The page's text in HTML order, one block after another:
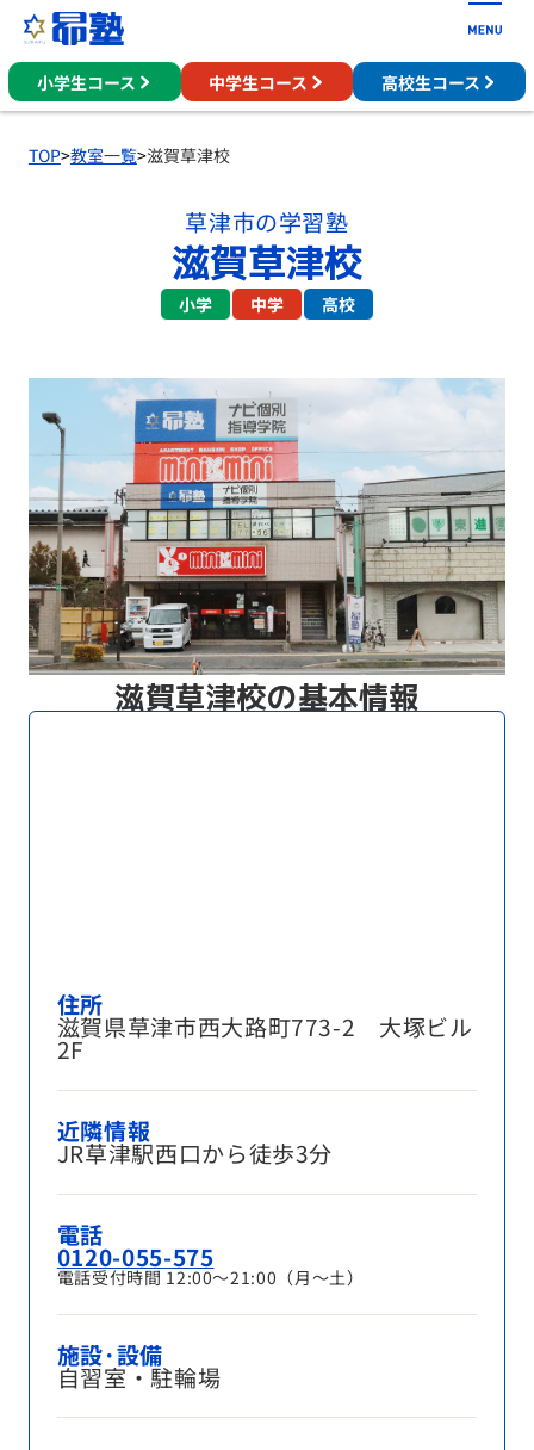
小学生コース 中学生コース 高校生コース
TOP>教室一覧>滋賀草津校
草津市の学習塾
滋賀草津校
小学 中学 高校
滋賀草津校の基本情報
住所
滋賀県草津市西大路町773-2 大塚ビル
2F
近隣情報
JR草津駅西口から徒歩3分
電話
0120-055-575
電話受付時間 12:00～21:00（月～土）
施設･設備
自習室・駐輪場